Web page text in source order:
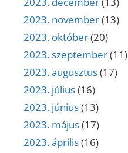
2023. november(13)
2023. október(20)
2023. szeptember(11)
2023. augusztus(17)
2023. július(16)
2023. június(13)
2023. május(17)
2023. április(16)